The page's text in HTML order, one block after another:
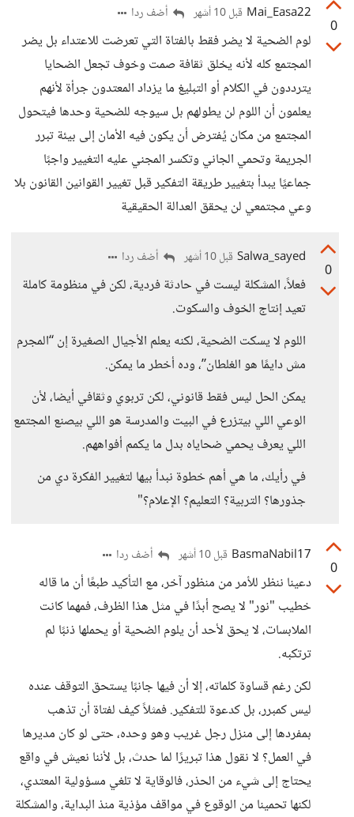
0
Mai_Easa22 قبل 10 أشهر أضف ردا
لوم الضحية لا يضر فقط بالفتاة التي تعرضت للاعتداء بل يضر
المجتمع كله لأنه يخلق ثقافة صمت وخوف تجعل الضحايا
يترددون في الكلام أو التبليغ ما يزداد المعتدون جرأة لأنهم
يعلمون أن اللوم لن يطولهم بل سيوجه للضحية وحدها فيتحول
المجتمع من مكان يُفترض أن يكون فيه الأمان إلى بيئة تبرر
الجريمة وتحمي الجاني وتكسر المجني عليه التغيير واجبًا
جماعيًا يبدأ بتغيير طريقة التفكير قبل تغيير القوانين القانون بلا
وعي مجتمعي لن يحقق العدالة الحقيقية
0
Salwa_sayed قبل 10 أشهر أضف ردا
فعلاً، المشكلة ليست في حادثة فردية، لكن في منظومة كاملة
تعيد إنتاج الخوف والسكوت.
اللوم لا يسكت الضحية، لكنه يعلم الأجيال الصغيرة إن “المجرم
مش دايمًا هو الغلطان”، وده أخطر ما يمكن.
يمكن الحل ليس فقط قانوني، لكن تربوي وثقافي أيضا، لأن
الوعي اللي بيتزرع في البيت والمدرسة هو اللي بيصنع المجتمع
اللي يعرف يحمي ضحاياه بدل ما يكمم أفواههم.
في رأيك، ما هي أهم خطوة نبدأ بيها لتغيير الفكرة دي من
جذورها؟ التربية؟ التعليم؟ الإعلام؟"
0
BasmaNabil17 قبل 10 أشهر أضف ردا
دعينا ننظر للأمر من منظور آخر، مع التأكيد طبعًا أن ما قاله
خطيب "نور" لا يصح أبدًا في مثل هذا الظرف، فمهما كانت
الملابسات، لا يحق لأحد أن يلوم الضحية أو يحملها ذنبًا لم
ترتكبه.
لكن رغم قساوة كلماته، إلا أن فيها جانبًا يستحق التوقف عنده
ليس كمبرر، بل كدعوة للتفكير. فمثلاً كيف لفتاة أن تذهب
بمفردها إلى منزل رجل غريب وهو وحده، حتى لو كان مديرها
في العمل؟ لا نقول هذا تبريرًا لما حدث، بل لأننا نعيش في واقع
يحتاج إلى شيء من الحذر، فالوقاية لا تلغي مسؤولية المعتدي،
لكنها تحمينا من الوقوع في مواقف مؤذية منذ البداية، والمشكلة